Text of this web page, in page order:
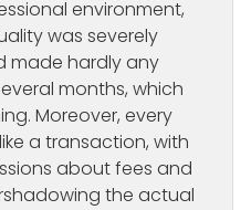
environment,
was severely
made hardly any
months, which
Moreover, every
a transaction, with
about fees and
the actual